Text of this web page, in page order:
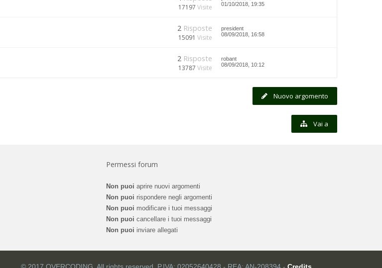
17197 Visite
01/10/2018, 19:35
2 Risposte
15091 Visite
president
08/09/2018, 16:58
2 Risposte
13787 Visite
robant
08/09/2018, 10:12
Nuovo argomento
Vai a
Permessi forum
Non puoi aprire nuovi argomenti
Non puoi rispondere negli argomenti
Non puoi modificare i tuoi messaggi
Non puoi cancellare i tuoi messaggi
Non puoi inviare allegati